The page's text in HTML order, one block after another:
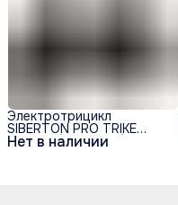
Нет в наличии
Электротрицикл
SIBERTON PRO TRIKE
3000W (60V/21Ah)